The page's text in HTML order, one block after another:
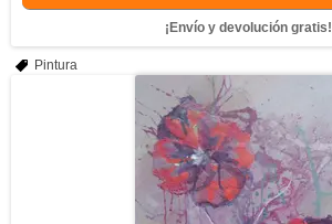
¡Envío y devolución gratis!
Pintura